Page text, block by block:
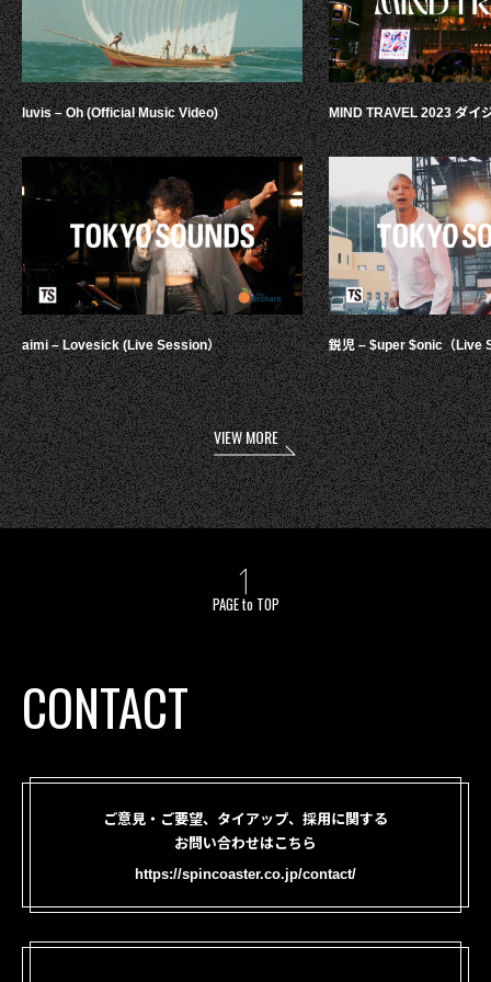
luvis – Oh (Official Music Video)
aimi – Lovesick (Live Session）
MIND TRAVEL 2023 ダイ
鋭児 – $uper $onic（Live
VIEW MORE
PAGE to TOP
CONTACT
ご意見・ご要望、タイアップ、採用に関する
お問い合わせはこちら
https://spincoaster.co.jp/contact/